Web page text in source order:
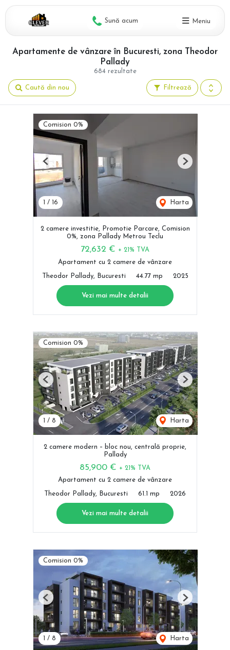
Sună acum Meniu
684 rezultate
Apartamente de vânzare în Bucuresti, zona Theodor
Pallady
Filtrează
Caută din nou
Comision 0%
1 / 16 Harta
Previous Next
2 camere investitie, Promotie Parcare, Comision
0%, zona Pallady Metrou Teclu
72,632 € + 21% TVA
Apartament cu 2 camere de vânzare
Theodor Pallady, Bucuresti 44.77 mp 2025
Vezi mai multe detalii
Comision 0%
1 / 8 Harta
Previous Next
2 camere modern – bloc nou, centrală proprie,
Pallady
85,900 € + 21% TVA
Apartament cu 2 camere de vânzare
Theodor Pallady, Bucuresti 61.1 mp 2026
Vezi mai multe detalii
Comision 0%
/ 8 Harta
Previous Next